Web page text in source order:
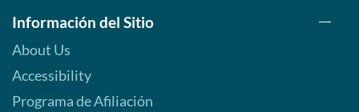
Información del Sitio
About Us
Accessibility
Programa de Afiliación